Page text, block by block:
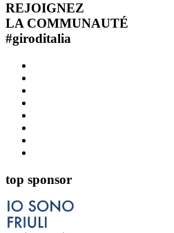
REJOIGNEZ
LA COMMUNAUTÉ
#giroditalia
top sponsor